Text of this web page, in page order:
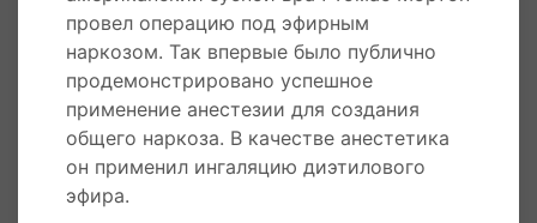
утверждал, что пасленовое растение
содержит психотропы, туманящие сознание и
заставляющие забыть о боли.
Ввиду отсутствия возможности применения
наркоза общее состояние хирургической
отрасли развивалось медленно и
заторможено. Настоящий прорыв произошел
провел операцию под эфирным
наркозом. Так впервые было публично
продемонстрировано успешное
применение анестезии для создания
общего наркоза. В качестве анестетика
он применил ингаляцию диэтилового
эфира.